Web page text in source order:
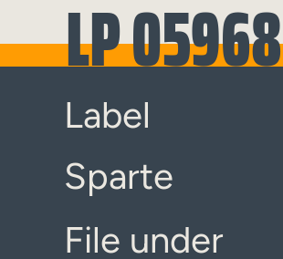
LP 05968
Label
Sparte
File under